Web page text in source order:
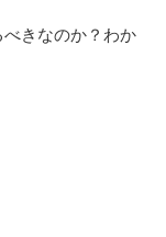
きなのか？わか